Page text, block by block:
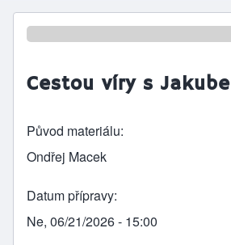
Drobečková
Cestou víry s
Původ materiálu
Ondřej Macek
Datum přípravy
Ne, 06/21/2026 - 15:00